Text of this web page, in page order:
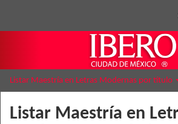
Listar Maestría en Letras Modernas por título
Listar Maestría en